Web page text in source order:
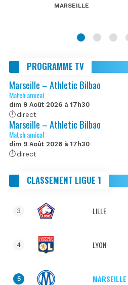
MARSEILLE
PROGRAMME TV
Marseille – Athletic Bilbao
Match amical
dim 9 Août 2026 à 17h30
direct
Marseille – Athletic Bilbao
Match amical
dim 9 Août 2026 à 17h30
direct
CLASSEMENT LIGUE 1
3 LILLE
4 LYON
5 MARSEILLE